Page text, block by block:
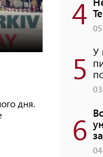
дня.
4
5 У
6